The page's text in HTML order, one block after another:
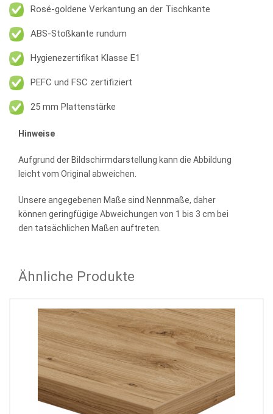
Rosé-goldene Verkantung an der Tischkante
ABS-Stoßkante rundum
Hygienezertifikat Klasse E1
PEFC und FSC zertifiziert
25 mm Plattenstärke
Hinweise
Aufgrund der Bildschirmdarstellung kann die Abbildung
leicht vom Original abweichen.
Unsere angegebenen Maße sind Nennmaße, daher
können geringfügige Abweichungen von 1 bis 3 cm bei
den tatsächlichen Maßen auftreten.
Ähnliche Produkte